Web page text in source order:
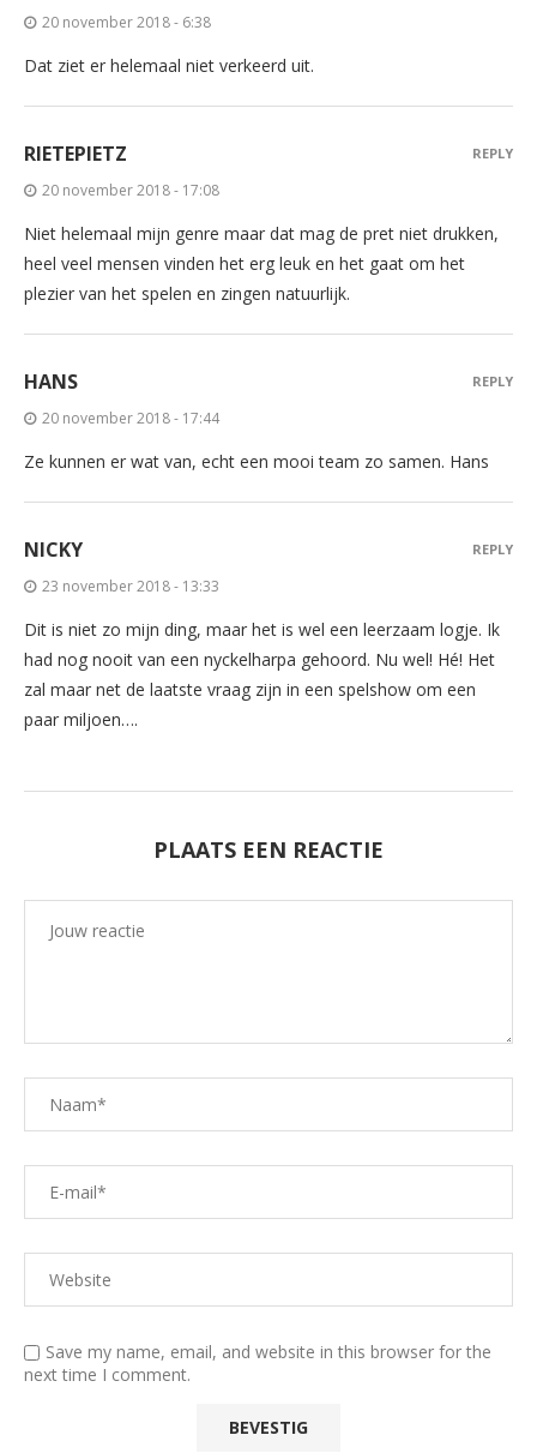
20 november 2018 - 6:38
Dat ziet er helemaal niet verkeerd uit.
RIETEPIETZ
20 november 2018 - 17:08
Niet helemaal mijn genre maar dat mag de pret niet drukken,
heel veel mensen vinden het erg leuk en het gaat om het
plezier van het spelen en zingen natuurlijk.
REPLY
HANS
20 november 2018 - 17:44
Ze kunnen er wat van, echt een mooi team zo samen. Hans
REPLY
NICKY
23 november 2018 - 13:33
Dit is niet zo mijn ding, maar het is wel een leerzaam logje. Ik
had nog nooit van een nyckelharpa gehoord. Nu wel! Hé! Het
zal maar net de laatste vraag zijn in een spelshow om een
paar miljoen….
REPLY
PLAATS EEN REACTIE
Save my name, email, and website in this browser for the
next time I comment.